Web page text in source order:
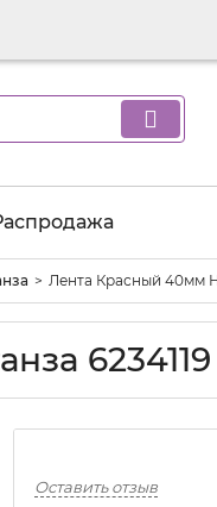
Лента Красный 40мм
6234119
Оставить отзыв